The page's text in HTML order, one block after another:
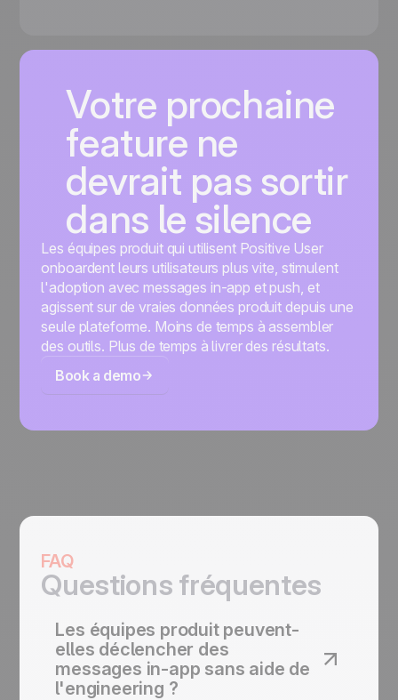
Votre prochaine
feature ne
devrait pas sortir
dans le silence
Les équipes produit qui utilisent Positive User
onboardent leurs utilisateurs plus vite, stimulent
l'adoption avec messages in-app et push, et
agissent sur de vraies données produit depuis une
seule plateforme. Moins de temps à assembler
des outils. Plus de temps à livrer des résultats.
Book a demo
FAQ
Questions fréquentes
Les équipes produit peuvent-
elles déclencher des
messages in-app sans aide de
l'engineering ?